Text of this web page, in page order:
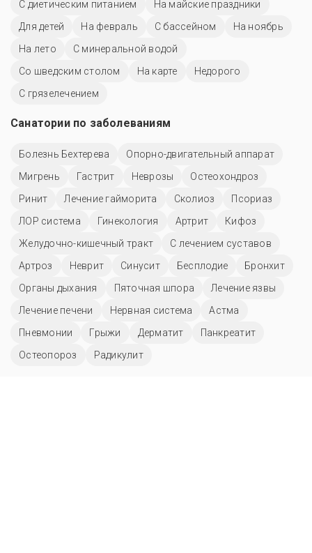
С диетическим питанием
На майские праздники
Для детей
На февраль C бассейном
На ноябрь
На лето
С минеральной водой
Со шведским столом
На карте
Недорого
С грязелечением
Санатории по заболеваниям
Болезнь Бехтерева
Опорно-двигательный аппарат
Мигрень
Гастрит Неврозы
Остеохондроз
Ринит
Лечение гайморита Сколиоз
Псориаз
ЛОР система
Гинекология Артрит
Кифоз
Желудочно-кишечный тракт
С лечением суставов
Артроз
Неврит Синусит Бесплодие
Бронхит
Органы дыхания
Пяточная шпора
Лечение язвы
Лечение печени
Нервная система
Астма
Пневмонии
Грыжи Дерматит
Панкреатит
Остеопороз
Радикулит